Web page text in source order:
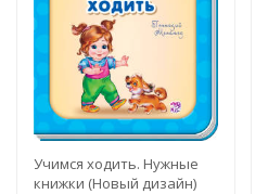
Учимся ходить. Нужные
книжки (Новый дизайн)